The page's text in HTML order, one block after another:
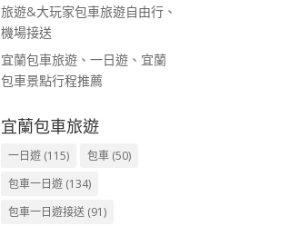
旅遊&大玩家包車旅遊自由行、
機場接送
宜蘭包車旅遊、一日遊、宜蘭
包車景點行程推薦
宜蘭包車旅遊
一日遊 (115) 包車 (50)
包車一日遊 (134)
包車一日遊接送 (91)